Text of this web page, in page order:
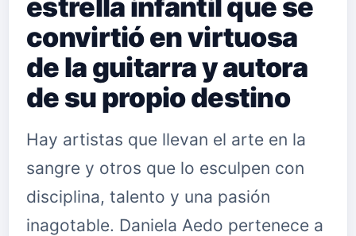
estrella infantil que se
convirtió en virtuosa
de la guitarra y autora
de su propio destino
Hay artistas que llevan el arte en la
sangre y otros que lo esculpen con
disciplina, talento y una pasión
inagotable. Daniela Aedo pertenece a